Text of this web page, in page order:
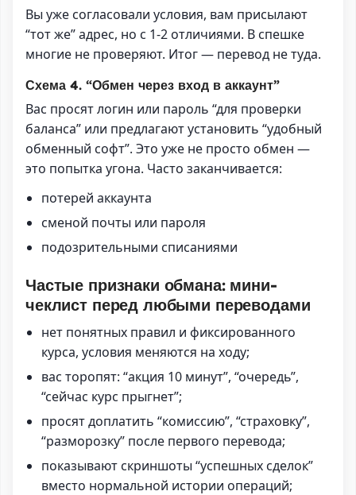
Вы уже согласовали условия, вам присылают
“тот же” адрес, но с 1-2 отличиями. В спешке
многие не проверяют. Итог — перевод не туда.
Схема 4. “Обмен через вход в аккаунт”
Вас просят логин или пароль “для проверки
баланса” или предлагают установить “удобный
обменный софт”. Это уже не просто обмен —
это попытка угона. Часто заканчивается:
потерей аккаунта
сменой почты или пароля
подозрительными списаниями
Частые признаки обмана: мини-
чеклист перед любыми переводами
нет понятных правил и фиксированного
курса, условия меняются на ходу;
вас торопят: “акция 10 минут”, “очередь”,
“сейчас курс прыгнет”;
просят доплатить “комиссию”, “страховку”,
“разморозку” после первого перевода;
показывают скриншоты “успешных сделок”
вместо нормальной истории операций;